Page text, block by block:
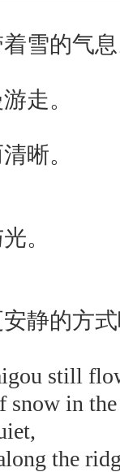
雪的气息
走。
晰。
。
静的方式
still
in the
the